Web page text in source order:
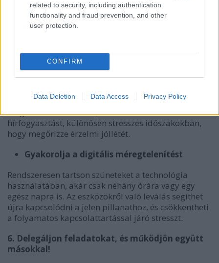
related to security, including authentication
functionality and fraud prevention, and other
user protection.
CONFIRM
Data Deletion Data Access Privacy Policy
Az ilyen jellegű alkalmazások segíthetnek a
feladatok rendszerezésében, emlékeztetők
beállításában és az idő hatékony kezelésében.
Tájékozódjon felelősen
A negatív hírek folyamatos jelenléte hozzájárulhat a
stressz és a szorongás kialakulásához. Válasszon
megbízható forrásokat, és korlátozza a
hírfogyasztást, különösen stresszes időszakokban,
hogy megőrizze érzelmi jóllétét.
Gyakorolja a digitális méregtelenítést
Rendszeresen tartson szüneteket a technológia
használatában, akár csak néhány órára vagy egy
egész napra is. Az eszközökről való leválás segíthet
újra kapcsolódni a jelen pillanathoz, és csökkentheti
a folyamatos kapcsolattartással járó stresszt.
6. Delegáljon feladatokat, és működjön együtt
másokkal!